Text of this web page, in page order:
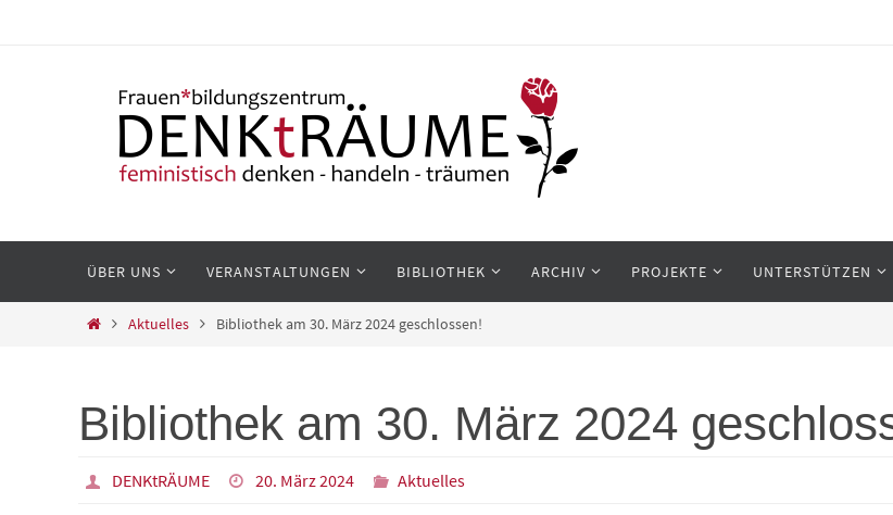
springen
ÜBER UNS VERANSTALTUNGEN BIBLIOTHEK ARCHIV PROJEKTE UNTERSTÜTZEN
StartAktuelles Bibliothek am 30. März 2024 geschlossen!
Bibliothek am 30. März 2024
DENKtRÄUME 20. März 2024 Aktuelles